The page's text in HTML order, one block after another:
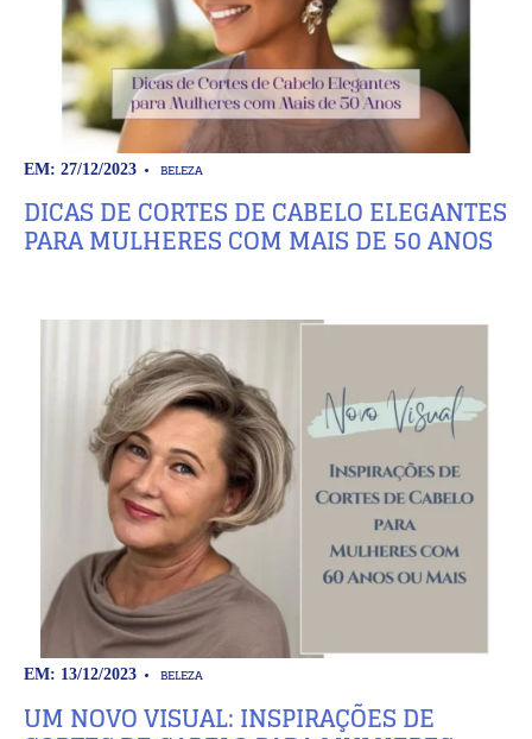
EM: 27/12/2023 BELEZA
DICAS DE CORTES DE CABELO ELEGANTES
PARA MULHERES COM MAIS DE 50 ANOS
EM: 13/12/2023 BELEZA
UM NOVO VISUAL: INSPIRAÇÕES DE